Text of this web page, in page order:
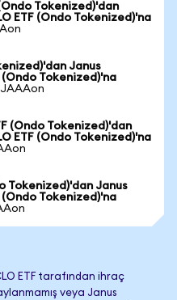
Tokenized)'dan
ETF (Ondo Tokenized)'na
Janus
(Ondo Tokenized)'na
(Ondo Tokenized)'dan
ETF (Ondo Tokenized)'na
Tokenized)'dan Janus
(Ondo Tokenized)'na
ETF tarafından ihraç
veya Janus